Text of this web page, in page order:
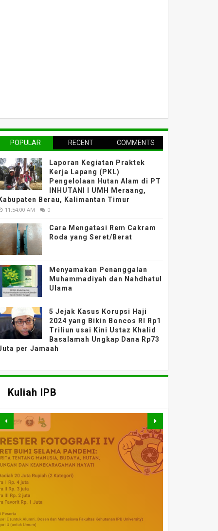
POPULAR RECENT COMMENTS
Laporan Kegiatan Praktek
Kerja Lapang (PKL)
Pengelolaan Hutan Alam di PT
INHUTANI I UMH Meraang,
Kabupaten Berau, Kalimantan Timur
11:54:00 AM 0
Cara Mengatasi Rem Cakram
Roda yang Seret/Berat
Menyamakan Penanggalan
Muhammadiyah dan Nahdhatul
Ulama
5 Jejak Kasus Korupsi Haji
2024 yang Bikin Boncos RI Rp1
Triliun usai Kini Ustaz Khalid
Basalamah Ungkap Dana Rp73
per Jamaah
Kuliah IPB
MATERI WEBINAR
MATERI WEBINAR
DARING : FAHUTAN TALK
SERIES 5 : PELUANG DAN
MATERI KULIAH UMUM
MATERI WEBINAR